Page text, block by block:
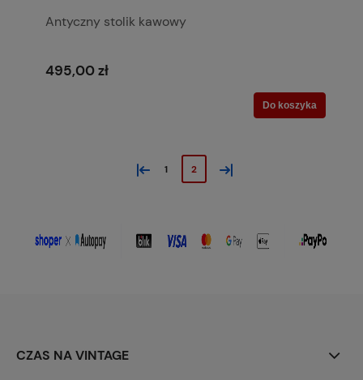
Antyczny stolik kawowy
495,00 zł
Do koszyka
« 1 2 »
CZAS NA VINTAGE